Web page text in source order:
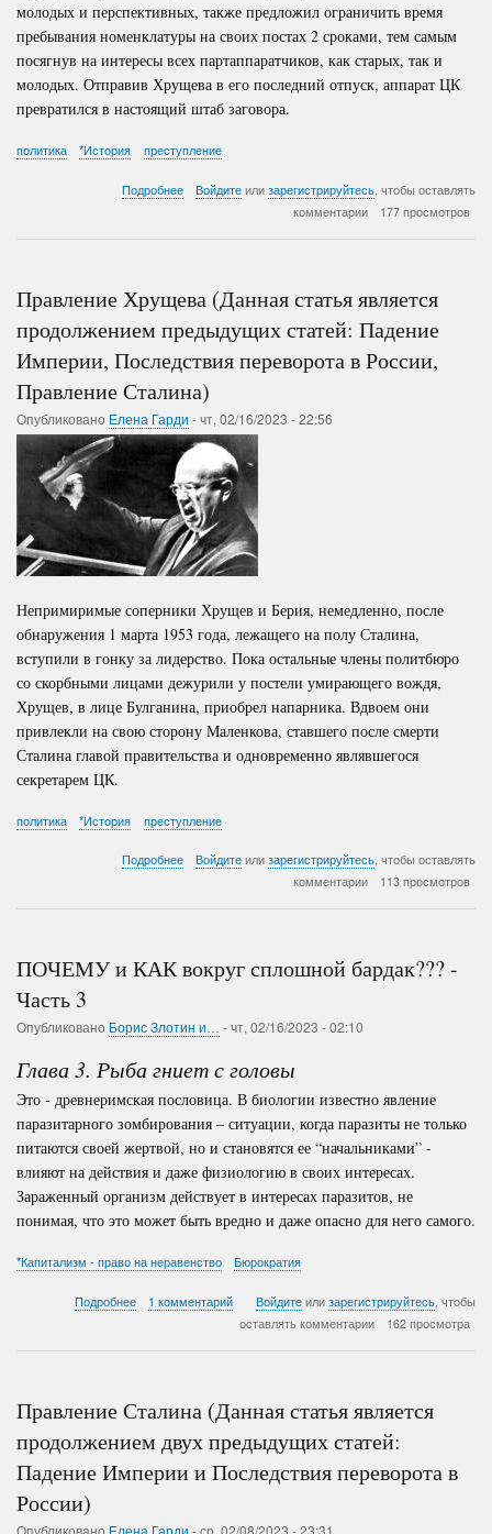
молодых и перспективных, также предложил ограничить время
пребывания номенклатуры на своих постах 2 сроками, тем самым
посягнув на интересы всех партаппаратчиков, как старых, так и
молодых. Отправив Хрущева в его последний отпуск, аппарат ЦК
превратился в настоящий штаб заговора.
политика *История преступление
Подробнее
(Данная
продолжением
статей:
Падение
Последствия
переворота
в
России,
Правление
Сталина,
Правление
Хрущева)
Войдите или зарегистрируйтесь , чтобы оставлять
комментарии
177 просмотров
Правление Хрущева (Данная статья является
продолжением предыдущих статей: Падение
Империи, Последствия переворота в России,
Правление Сталина)
Опубликовано Елена Гарди -чт, 02/16/2023 - 22:56
Непримиримые соперники Хрущев и Берия, немедленно, после
обнаружения 1 марта 1953 года, лежащего на полу Сталина,
вступили в гонку за лидерство. Пока остальные члены политбюро
со скорбными лицами дежурили у постели умирающего вождя,
Хрущев, в лице Булганина, приобрел напарника. Вдвоем они
привлекли на свою сторону Маленкова, ставшего после смерти
Сталина главой правительства и одновременно являвшегося
секретарем ЦК.
политика *История преступление
Подробнее
(Данная
продолжением
Падение
переворота
в
России,
Сталина)
Войдите или зарегистрируйтесь, чтобы оставлять
комментарии
113 просмотров
ПОЧЕМУ и КАК вокруг сплошной бардак??? -
Часть 3
Опубликовано Борис Злотин и… -чт, 02/16/2023 - 02:10
Глава 3. Рыба гниет с головы
Это - древнеримская пословица. В биологии известно явление
паразитарного зомбирования – ситуации, когда паразиты не только
питаются своей жертвой, но и становятся ее “начальниками” -
влияют на действия и даже физиологию в своих интересах.
Зараженный организм действует в интересах паразитов, не
понимая, что это может быть вредно и даже опасно для него самого.
*Капитализм - право на неравенство Бюрократия
Подробнеео
КАК
бардак???
Часть
3
1 комментарий Войдите или зарегистрируйтесь, чтобы
оставлять комментарии
162 просмотра
Правление Сталина (Данная статья является
продолжением двух предыдущих статей:
Падение Империи и Последствия переворота в
России)
Опубликовано Елена Гарди -ср, 02/08/2023 - 23:31